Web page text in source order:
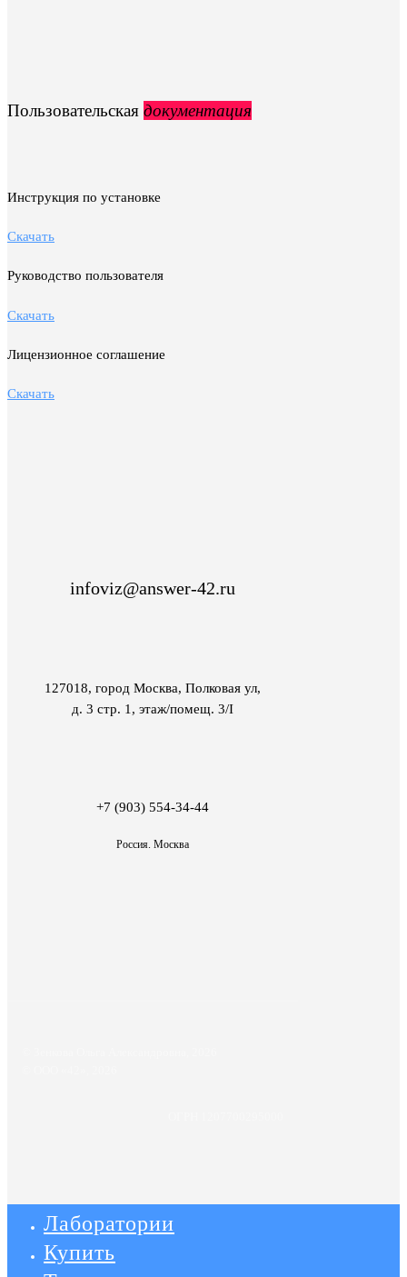
Пользовательская документация
Инструкция по установке
Скачать
Руководство пользователя
Скачать
Лицензионное соглашение
Скачать
infoviz@answer-42.ru
127018, город Москва, Полковая ул,
д. 3 стр. 1, этаж/помещ. 3/I
+7 (903) 554-34-44
Россия. Москва
Лаборатории
Купить